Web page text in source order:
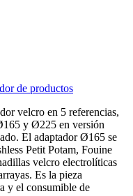
de productos
velcro en 5 referencias,
y Ø225 en versión
El adaptador Ø165 se
Petit Potam, Fouine
velcro electrolíticas
Es la pieza
y el consumible de